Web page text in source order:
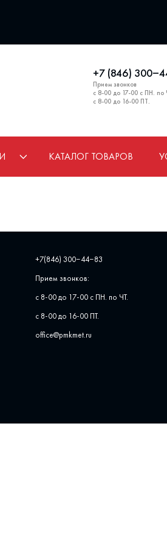
+7 (846)
Прием звонков
с 8-00 до 17-00 с ПН. по
с 8-00 до 16-00 ПТ.
КАТАЛОГ ТОВАРОВ
+7(846) 300‒44‒83
Прием звонков:
с 8-00 до 17-00 с ПН. по ЧТ.
с 8-00 до 16-00 ПТ.
office@pmkmet.ru